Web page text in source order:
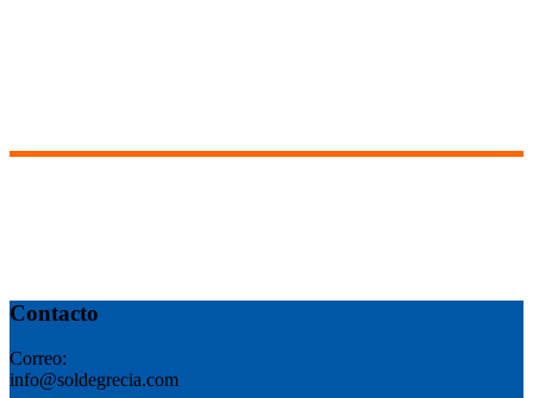
Contacto
Correo:
info@soldegrecia.com